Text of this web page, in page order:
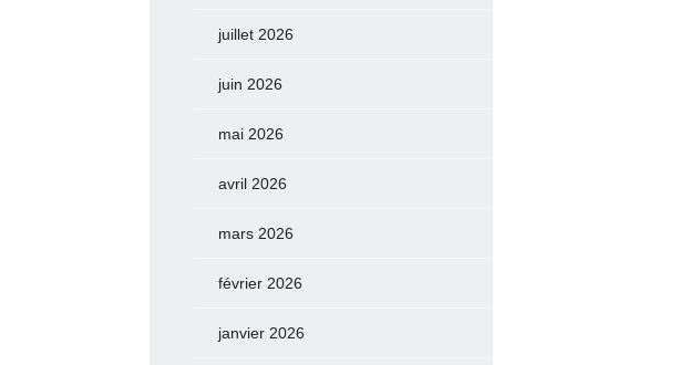
juillet 2026
juin 2026
mai 2026
avril 2026
mars 2026
février 2026
janvier 2026